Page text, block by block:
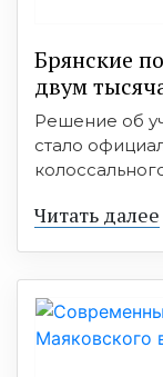
Брянские
двум
Решение об
стало
Читать далее